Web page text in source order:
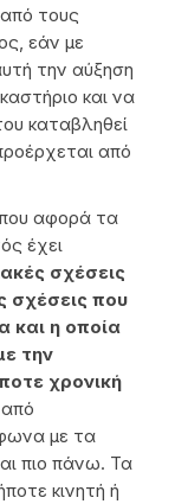
τους
εάν με
την αύξηση
και να
καταβληθεί
από
αφορά τα
έχει
σχέσεις
σχέσεις που
και η οποία
την
χρονική
από
με τα
πιο πάνω. Τα
κινητή ή